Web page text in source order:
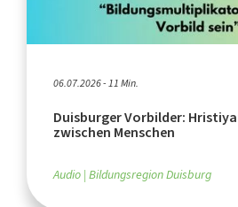
06.07.2026 - 11 Min.
Duisburger Vorbilder:
zwischen Menschen
Audio Bildungsregion Duisburg